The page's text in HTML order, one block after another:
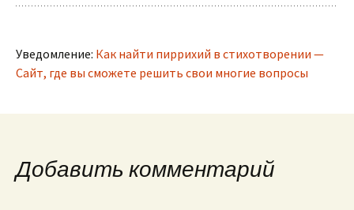
Уведомление: Как найти пиррихий в стихотворении —
Сайт, где вы сможете решить свои многие вопросы
Добавить комментарий